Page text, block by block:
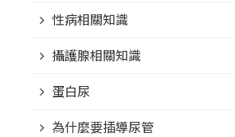
性病相關知識
攝護腺相關知識
蛋白尿
為什麼要插導尿管